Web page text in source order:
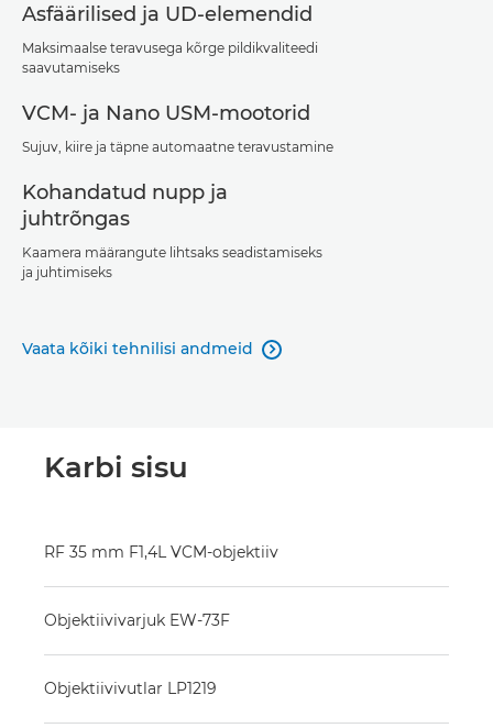
Asfäärilised ja UD-elemendid
Maksimaalse teravusega kõrge pildikvaliteedi
saavutamiseks
VCM- ja Nano USM-mootorid
Sujuv, kiire ja täpne automaatne teravustamine
Kohandatud nupp ja
juhtrõngas
Kaamera määrangute lihtsaks seadistamiseks
ja juhtimiseks
Vaata kõiki tehnilisi andmeid 
Karbi sisu
RF 35 mm F1,4L VCM-objektiiv
Objektiivivarjuk EW-73F
Objektiivivutlar LP1219